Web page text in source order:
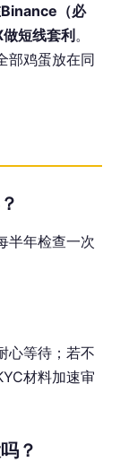
（必
短线套利。
部鸡蛋放在同
半年检查一次
心等待；若不
材料加速审
？